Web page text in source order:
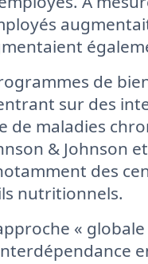
de
sur des
maladies
& Johnson
des
nutritionnels.
«